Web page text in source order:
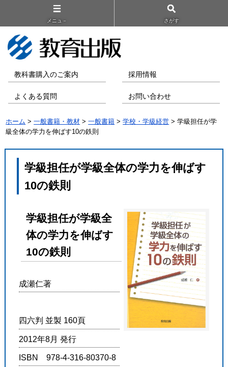
メニュ－ さがす
教科書購入のご案内 採用情報
よくある質問 お問い合わせ
ホーム >一般書籍・教材 >一般書籍 >学校・学級経営 > 学級担任が学
級全体の学力を伸ばす10の鉄則
学級担任が学級全体の学力を伸ばす
10の鉄則
学級担任が学級全
体の学力を伸ばす
10の鉄則
成瀬仁著
四六判 並製 160頁
2012年8月 発行
ISBN 978-4-316-80370-8